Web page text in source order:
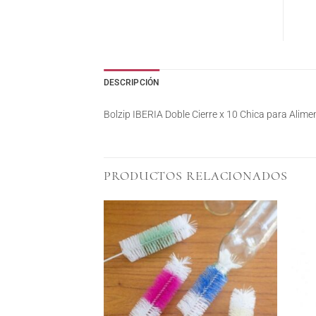
DESCRIPCIÓN
Bolzip IBERIA Doble Cierre x 10 Chica para
PRODUCTOS RELACIONADOS